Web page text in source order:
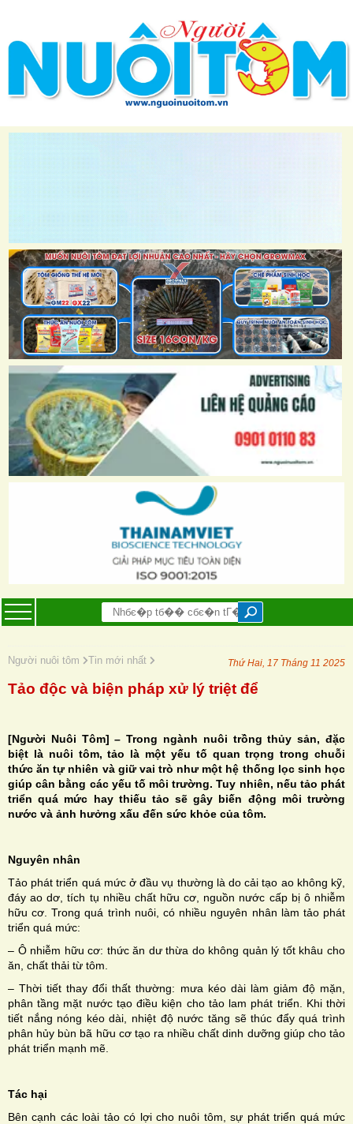
Người nuôi tôm Tin mới nhất Thứ Hai, 17 Tháng 11 2025
Tảo độc và biện pháp xử lý triệt để
[Người Nuôi Tôm] – Trong ngành nuôi trồng thủy sản, đặc
biệt là nuôi tôm, tảo là một yếu tố quan trọng trong chuỗi
thức ăn tự nhiên và giữ vai trò như một hệ thống lọc sinh học
giúp cân bằng các yếu tố môi trường. Tuy nhiên, nếu tảo phát
triển quá mức hay thiếu tảo sẽ gây biến động môi trường
nước và ảnh hưởng xấu đến sức khỏe của tôm.
Nguyên nhân
Tảo phát triển quá mức ở đầu vụ thường là do cải tạo ao không kỹ,
đáy ao dơ, tích tụ nhiều chất hữu cơ, nguồn nước cấp bị ô nhiễm
hữu cơ. Trong quá trình nuôi, có nhiều nguyên nhân làm tảo phát
triển quá mức:
– Ô nhiễm hữu cơ: thức ăn dư thừa do không quản lý tốt khâu cho
ăn, chất thải từ tôm.
– Thời tiết thay đổi thất thường: mưa kéo dài làm giảm độ mặn,
phân tầng mặt nước tạo điều kiện cho tảo lam phát triển. Khi thời
tiết nắng nóng kéo dài, nhiệt độ nước tăng sẽ thúc đẩy quá trình
phân hủy bùn bã hữu cơ tạo ra nhiều chất dinh dưỡng giúp cho tảo
phát triển mạnh mẽ.
Tác hại
Bên cạnh các loài tảo có lợi cho nuôi tôm, sự phát triển quá mức